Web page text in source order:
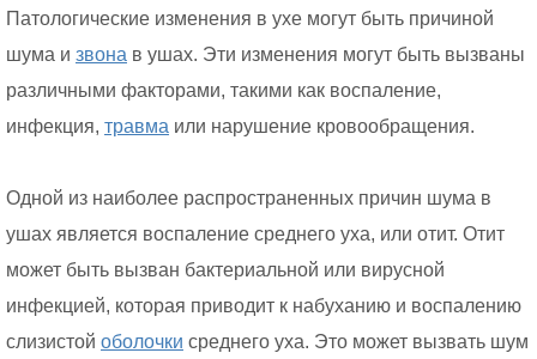
Патологические изменения в ухе могут быть причиной
шума и звона в ушах. Эти изменения могут быть вызваны
различными факторами, такими как воспаление,
инфекция, травма или нарушение кровообращения.
Одной из наиболее распространенных причин шума в
ушах является воспаление среднего уха, или отит. Отит
может быть вызван бактериальной или вирусной
инфекцией, которая приводит к набуханию и воспалению
слизистой оболочки среднего уха. Это может вызвать шум